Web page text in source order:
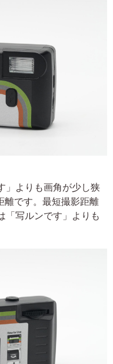
」よりも画角が少し狭
です。最短撮影距離
「写ルンです」よりも